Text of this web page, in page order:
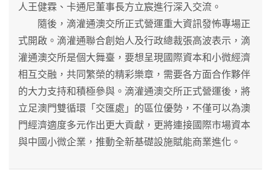
人王健霖、卡通尼董事長方立宸進行深入交流。
隨後，滴灌通澳交所正式營運重大資訊發怖專場正
式開啟。滴灌通聯合創始人及行政總裁張高波表示，滴
灌通澳交所是個大舞臺，要想呈現國際資本和小微經濟
相互交融，共同繁榮的精彩樂章，需要各方面合作夥伴
的大力支持和積極參與。滴灌通澳交所正式營運後，將
立足澳門雙循環「交匯處」的區位優勢，不僅可以為澳
門經濟適度多元作出更大貢獻，更將連接國際市場資本
與中國小微企業，推動全新基礎設施賦能商業進化。